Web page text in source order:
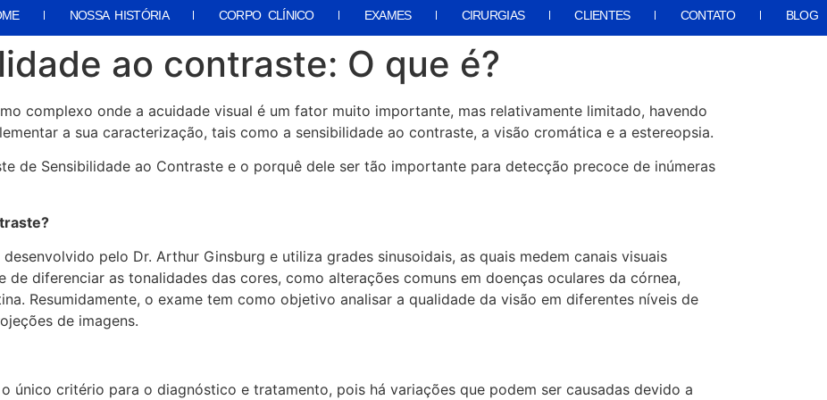
NOSSA HISTÓRIA CORPO CLÍNICO EXAMES CIRURGIAS CLIENTES CONTATO BLOG
ao contraste: O que é?
complexo onde a acuidade visual é um fator muito importante, mas relativamente limitado, havendo
a sua caracterização, tais como a sensibilidade ao contraste, a visão cromática e a estereopsia.
de Sensibilidade ao Contraste e o porquê dele ser tão importante para detecção precoce de inúmeras
pelo Dr. Arthur Ginsburg e utiliza grades sinusoidais, as quais medem canais visuais
de diferenciar as tonalidades das cores, como alterações comuns em doenças oculares da córnea,
Resumidamente, o exame tem como objetivo analisar a qualidade da visão em diferentes níveis de
de imagens.
único critério para o diagnóstico e tratamento, pois há variações que podem ser causadas devido a